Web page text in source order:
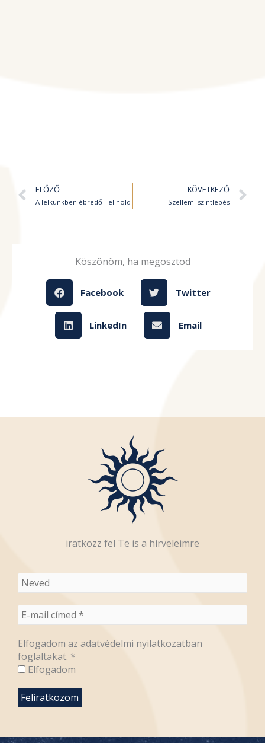
Előző
ELŐZŐ
A lelkünkben ébredő Telihold
KÖVETKEZŐ
Szellemi szintlépés
Köszönöm, ha megosztod
Facebook Twitter
LinkedIn Email
iratkozz fel Te is a hírveleimre
Elfogadom az adatvédelmi nyilatkozatban
foglaltakat. *
Elfogadom